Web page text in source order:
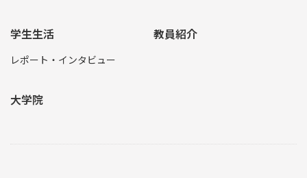
学生生活
レポート・インタビュー
教員紹介
大学院